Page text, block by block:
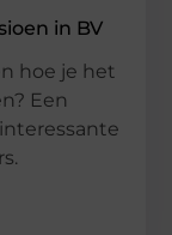
in BV
hoe je het
Een